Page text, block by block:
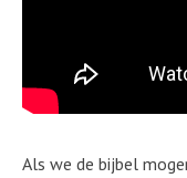
Als we de bijbel